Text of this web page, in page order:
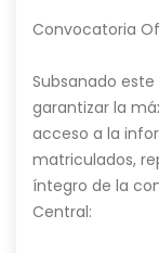
Convocatoria
Subsanado
garantizar la
acceso a la
matriculados,
íntegro de la
Central: